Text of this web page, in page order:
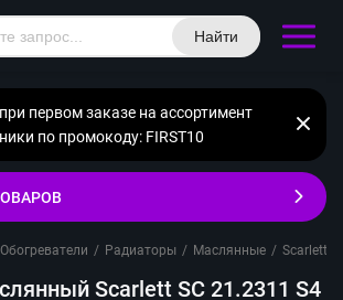
Найти
первом заказе на ассортимент
по промокоду: FIRST10
Обогреватели / Радиаторы / Маслянные / Scarlett
Scarlett SC 21.2311 S4